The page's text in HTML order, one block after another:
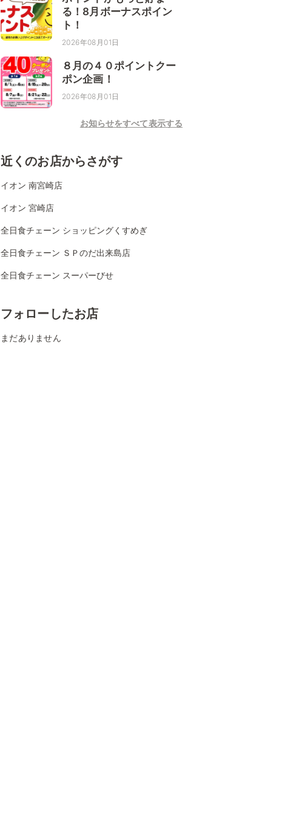
る！8月ボーナスポイン
ト！
2026年08月01日
８月の４０ポイントクー
ポン企画！
2026年08月01日
お知らせをすべて表示する
近くのお店からさがす
イオン 南宮崎店
イオン 宮崎店
全日食チェーン ショッピングくすめぎ
全日食チェーン ＳＰのだ出来島店
全日食チェーン スーパーびせ
フォローしたお店
まだありません